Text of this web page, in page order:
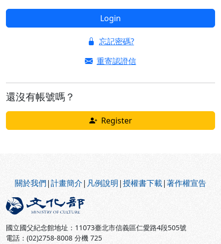
Login
忘記密碼?
重寄認證信
還沒有帳號嗎？
Register
關於我們|計畫簡介| 凡例說明|授權書下載|著作權宣告
國立國父紀念館地址：11073臺北市信義區仁愛路4段505號
電話：(02)2758-8008 分機 725